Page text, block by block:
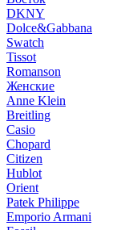
DKNY
Dolce&Gabbana
Swatch
Tissot
Romanson
Женские
Anne Klein
Breitling
Casio
Chopard
Citizen
Hublot
Orient
Patek Philippe
Emporio Armani